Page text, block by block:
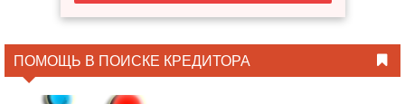
ПОМОЩЬ В ПОИСКЕ КРЕДИТОРА